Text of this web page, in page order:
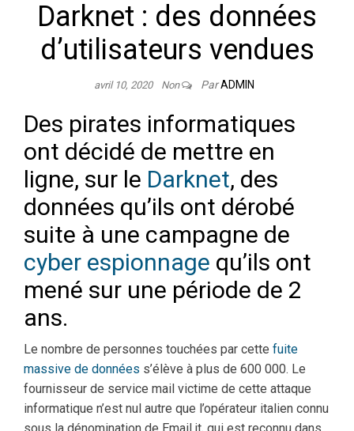
Darknet : des données
d’utilisateurs vendues
avril 10, 2020 Non ParADMIN
Des pirates informatiques
ont décidé de mettre en
ligne, sur le Darknet, des
données qu’ils ont dérobé
suite à une campagne de
cyber espionnage qu’ils ont
mené sur une période de 2
ans.
Le nombre de personnes touchées par cette fuite
massive de données s’élève à plus de 600 000. Le
fournisseur de service mail victime de cette attaque
informatique n’est nul autre que l’opérateur italien connu